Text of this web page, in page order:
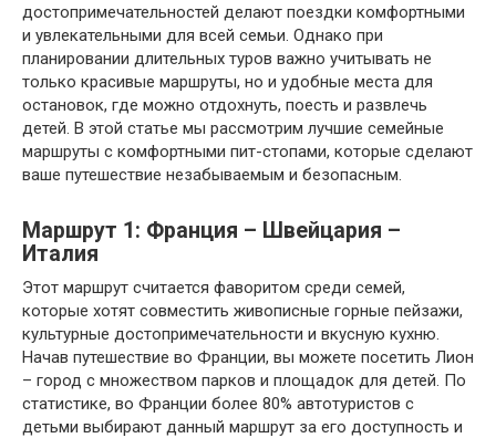
достопримечательностей делают поездки комфортными
и увлекательными для всей семьи. Однако при
планировании длительных туров важно учитывать не
только красивые маршруты, но и удобные места для
остановок, где можно отдохнуть, поесть и развлечь
детей. В этой статье мы рассмотрим лучшие семейные
маршруты с комфортными пит-стопами, которые сделают
ваше путешествие незабываемым и безопасным.
Маршрут 1: Франция – Швейцария –
Италия
Этот маршрут считается фаворитом среди семей,
которые хотят совместить живописные горные пейзажи,
культурные достопримечательности и вкусную кухню.
Начав путешествие во Франции, вы можете посетить Лион
– город с множеством парков и площадок для детей. По
статистике, во Франции более 80% автотуристов с
детьми выбирают данный маршрут за его доступность и